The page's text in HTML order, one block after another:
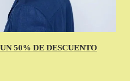
50% DE DESCUENTO